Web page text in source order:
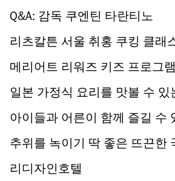
Q&A: 감독 쿠엔틴 타란티노
리츠칼튼 서울 취홍 쿠킹 클래
메리어트 리워즈 키즈 프로그램
일본 가정식 요리를 맛볼 수 있
아이들과 어른이 함께 즐길 수
영화 4
추위를 녹이기 딱 좋은 뜨끈한
리디자인호텔